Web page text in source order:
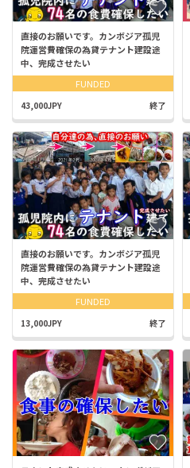
直接のお願いです。カンボジア孤児
院運営費確保の為貸テナント建設途
中、完成させたい
FUNDED
43,000JPY 終了
直接のお願いです。カンボジア孤児
院運営費確保の為貸テナント建設途
中、完成させたい
FUNDED
13,000JPY 終了